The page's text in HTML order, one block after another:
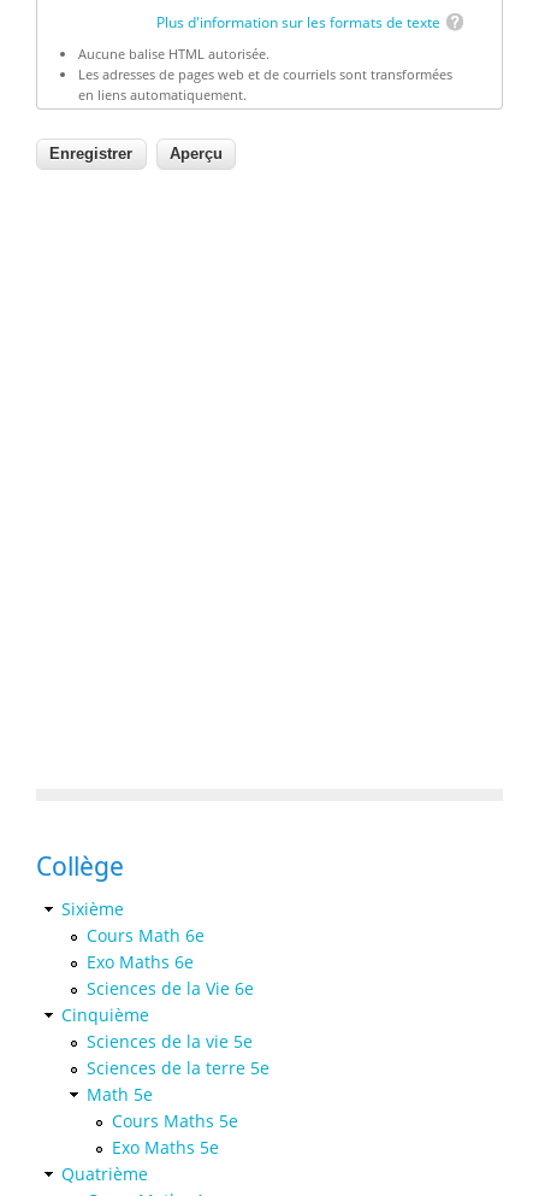
Plus d'information sur les formats de texte
Aucune balise HTML autorisée.
Les adresses de pages web et de courriels sont transformées
en liens automatiquement.
Collège
Sixième
Cours Math 6e
Exo Maths 6e
Sciences de la Vie 6e
Cinquième
Sciences de la vie 5e
Sciences de la terre 5e
Math 5e
Cours Maths 5e
Exo Maths 5e
Quatrième